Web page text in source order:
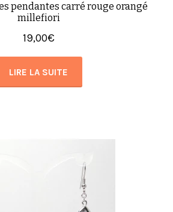
pendantes carré rouge orangé
millefiori
19,00€
LIRE LA SUITE